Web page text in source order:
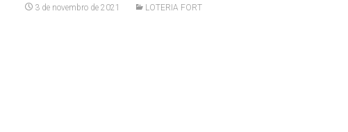
3 de novembro de 2021 LOTERIA FORT